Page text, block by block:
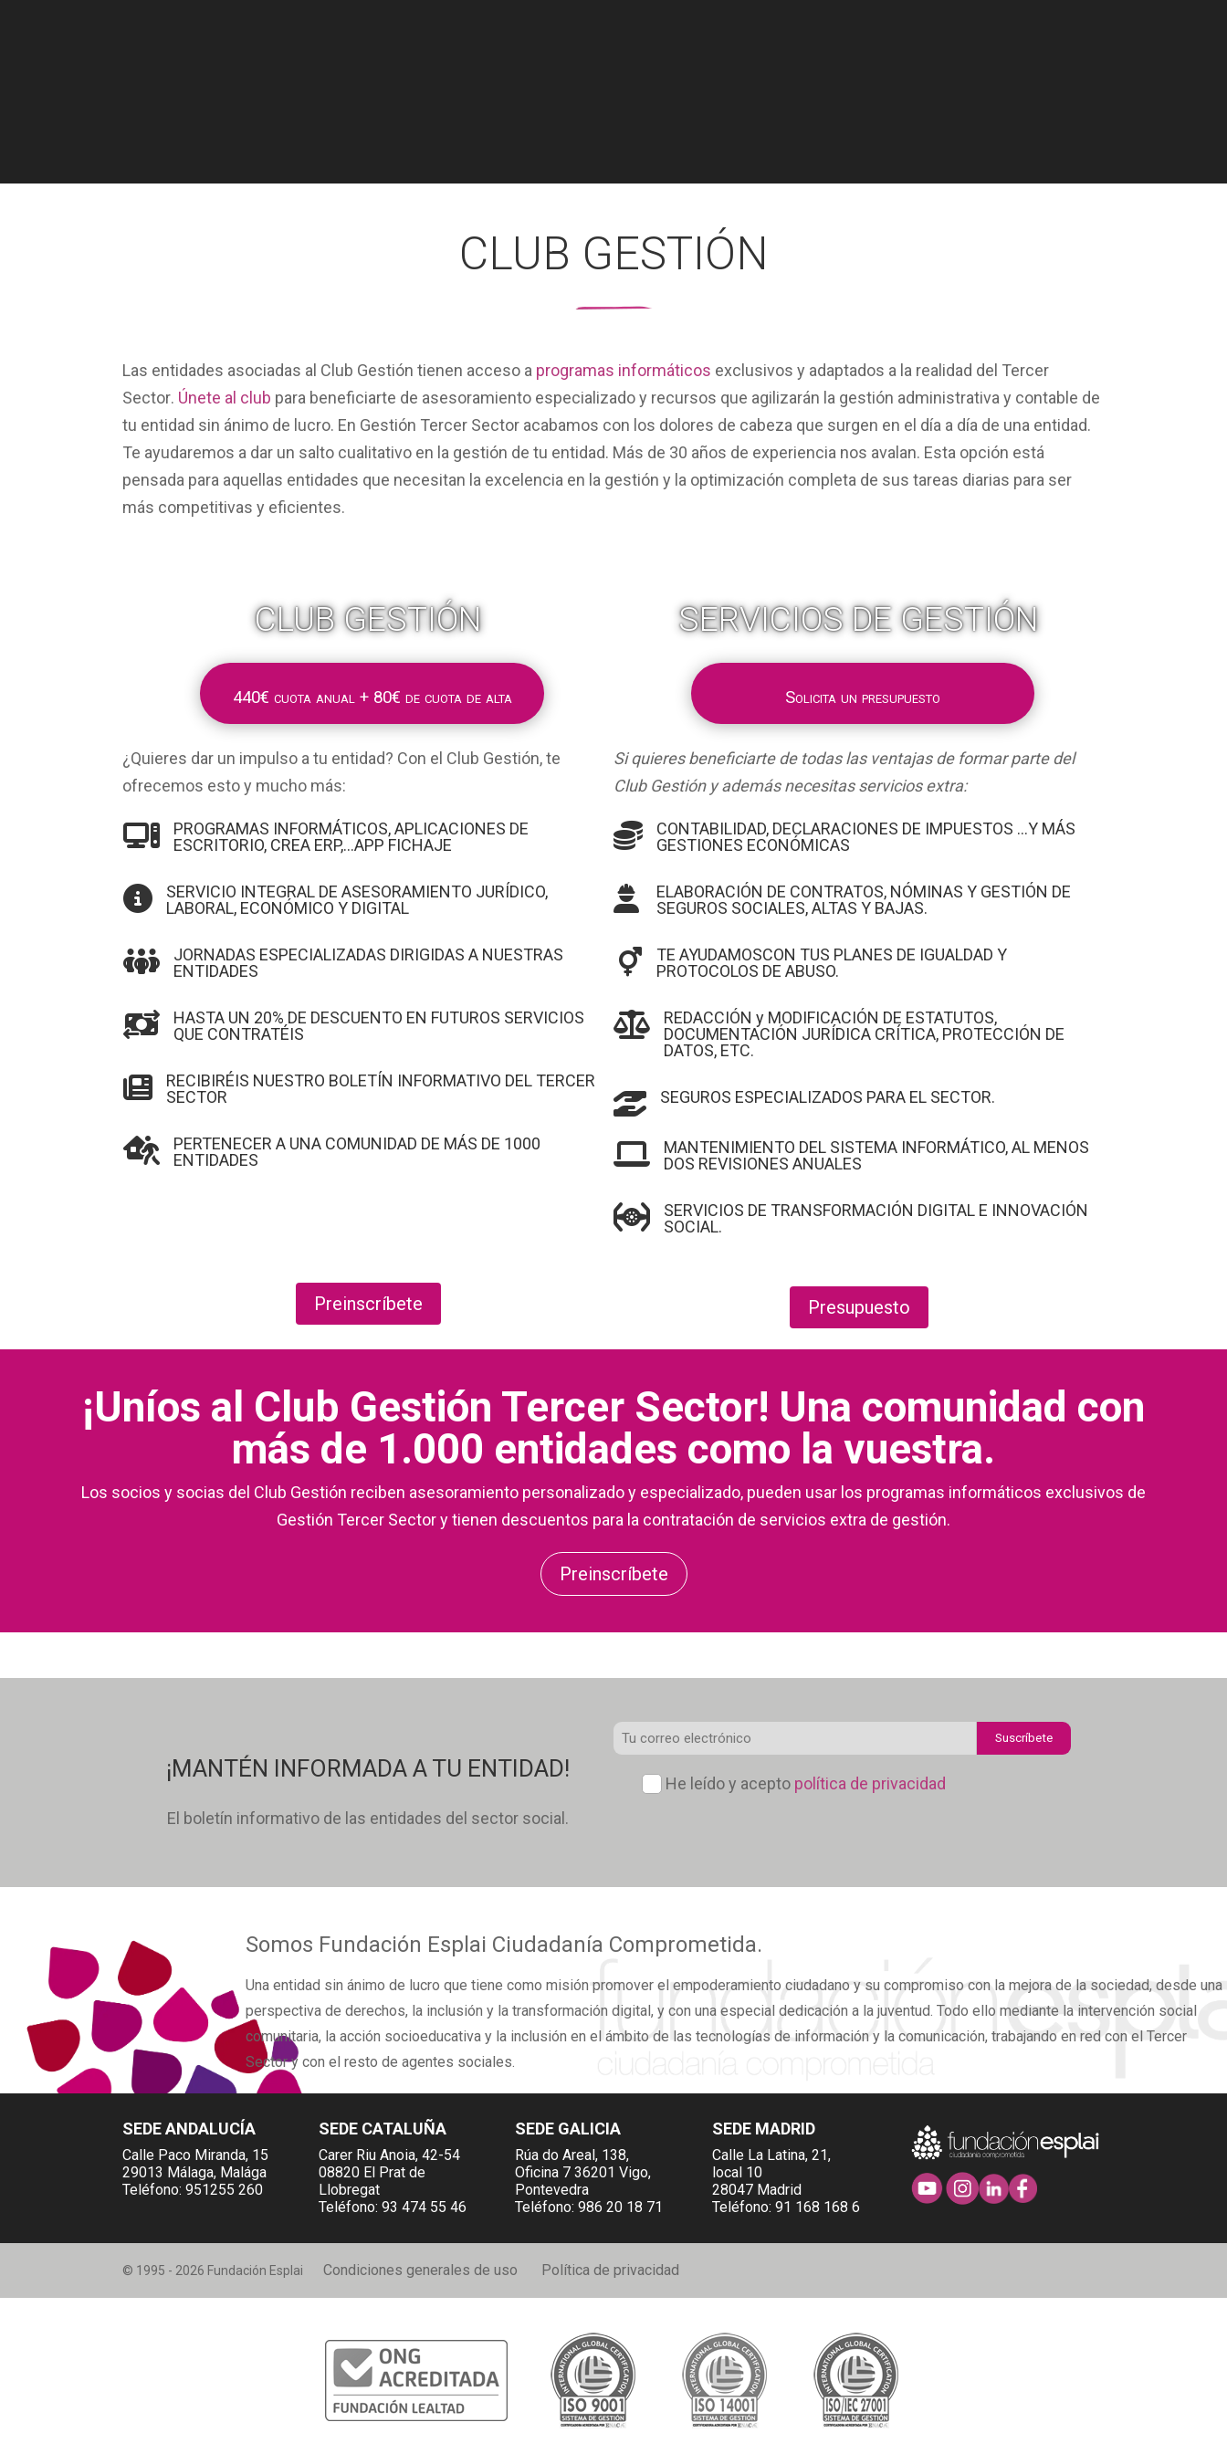
CLUB GESTIÓN
Las entidades asociadas al Club Gestión tienen acceso a programas informáticos exclusivos y adaptados a la realidad del Tercer
Sector. Únete al club para beneficiarte de asesoramiento especializado y recursos que agilizarán la gestión administrativa y contable de
tu entidad sin ánimo de lucro. En Gestión Tercer Sector acabamos con los dolores de cabeza que surgen en el día a día de una entidad.
Te ayudaremos a dar un salto cualitativo en la gestión de tu entidad. Más de 30 años de experiencia nos avalan. Esta opción está
pensada para aquellas entidades que necesitan la excelencia en la gestión y la optimización completa de sus tareas diarias para ser
más competitivas y eficientes.
CLUB GESTIÓN
440€ cuota anual + 80€ de cuota de alta
¿Quieres dar un impulso a tu entidad? Con el Club Gestión, te
ofrecemos esto y mucho más:

PROGRAMAS INFORMÁTICOS, APLICACIONES DE
ESCRITORIO, CREA ERP,...APP FICHAJE

SERVICIO INTEGRAL DE ASESORAMIENTO JURÍDICO,
LABORAL, ECONÓMICO Y DIGITAL

JORNADAS ESPECIALIZADAS DIRIGIDAS A NUESTRAS
ENTIDADES

HASTA UN 20% DE DESCUENTO EN FUTUROS SERVICIOS
QUE CONTRATÉIS

RECIBIRÉIS NUESTRO BOLETÍN INFORMATIVO DEL TERCER
SECTOR

PERTENECER A UNA COMUNIDAD DE MÁS DE 1000
ENTIDADES
Preinscríbete
SERVICIOS DE GESTIÓN
Solicita un presupuesto
Si quieres beneficiarte de todas las ventajas de formar parte del
Club Gestión y además necesitas servicios extra:

CONTABILIDAD, DECLARACIONES DE IMPUESTOS ...Y MÁS
GESTIONES ECONÓMICAS

ELABORACIÓN DE CONTRATOS, NÓMINAS Y GESTIÓN DE
SEGUROS SOCIALES, ALTAS Y BAJAS.

TE AYUDAMOSCON TUS PLANES DE IGUALDAD Y
PROTOCOLOS DE ABUSO.

REDACCIÓN y MODIFICACIÓN DE ESTATUTOS,
DOCUMENTACIÓN JURÍDICA CRÍTICA, PROTECCIÓN DE
DATOS, ETC.
 SEGUROS ESPECIALIZADOS PARA EL SECTOR.

MANTENIMIENTO DEL SISTEMA INFORMÁTICO, AL MENOS
DOS REVISIONES ANUALES

SERVICIOS DE TRANSFORMACIÓN DIGITAL E INNOVACIÓN
SOCIAL.
Presupuesto
¡Uníos al Club Gestión Tercer Sector! Una comunidad con
más de 1.000 entidades como la vuestra.
Los socios y socias del Club Gestión reciben asesoramiento personalizado y especializado, pueden usar los programas informáticos exclusivos de
Gestión Tercer Sector y tienen descuentos para la contratación de servicios extra de gestión.
Preinscríbete
¡MANTÉN INFORMADA A TU ENTIDAD!
El boletín informativo de las entidades del sector social.
*
Política
He leído y acepto política de privacidad
Somos Fundación Esplai Ciudadanía Comprometida.
Una entidad sin ánimo de lucro que tiene como misión promover el empoderamiento ciudadano y su compromiso con la mejora de la sociedad, desde una
perspectiva de derechos, la inclusión y la transformación digital, y con una especial dedicación a la juventud. Todo ello mediante la intervención social
comunitaria, la acción socioeducativa y la inclusión en el ámbito de las tecnologías de información y la comunicación, trabajando en red con el Tercer
Sector y con el resto de agentes sociales.
SEDE ANDALUCÍA
Calle Paco Miranda, 15
29013 Málaga, Malága
Teléfono:951255 260
SEDE CATALUÑA
Carer Riu Anoia, 42-54
08820 El Prat de
Llobregat
Teléfono:93 474 55 46
SEDE GALICIA
Rúa do Areal, 138,
Oficina 7 36201 Vigo,
Pontevedra
Teléfono:986 20 18 71
SEDE MADRID
Calle La Latina, 21,
local 10
28047 Madrid
Teléfono: 91 168 168 6
© 1995 - 2026 Fundación Esplai Condiciones generales de uso Política de privacidad